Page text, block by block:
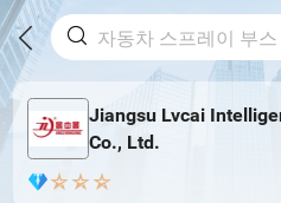
Jiangsu Lvcai
Co., Ltd.